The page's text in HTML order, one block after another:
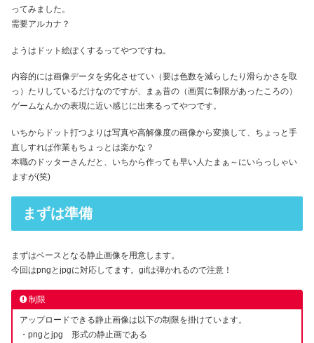
ってみました。
需要アルカナ？
ようはドット絵ぽくするってやつですね。
内容的には画像データを劣化させてい（要は色数を減らしたり滑らかさを取
っ）たりしているだけなのですが、まぁ昔の（画質に制限があったころの）
ゲームなんかの表現に近い感じに出来るってやつです。
いちからドット打つよりは写真や高解像度の画像から変換して、ちょっと手
直しすれば作業もちょっとは楽かな？
本職のドッターさんだと、いちから作っても早い人たまぁ～にいらっしゃい
ますが(笑)
まずは準備
まずはベースとなる静止画像を用意します。
今回はpngとjpgに対応してます。gifは弾かれるので注意！
制限
アップロードできる静止画像は以下の制限を掛けています。
・pngとjpg 形式の静止画である